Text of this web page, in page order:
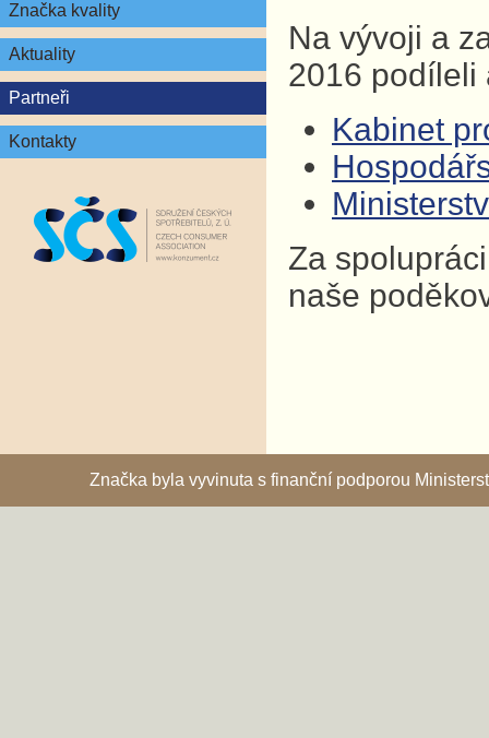
Značka kvality
Aktuality
Partneři
Kontakty
Na vývoji a
2016 podíleli
Kabinet
Za
naše
Značka byla vyvinuta s finanční podporou